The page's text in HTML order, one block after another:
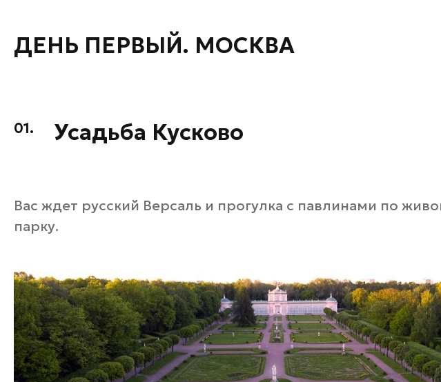
ДЕНЬ ПЕРВЫЙ. МОСКВА
01. Усадьба Кусково
Вас ждет русский Версаль и прогулка с павлинами по
парку.